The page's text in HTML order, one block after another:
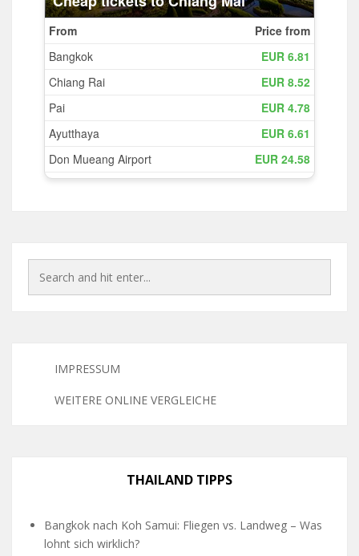
IMPRESSUM
WEITERE ONLINE VERGLEICHE
THAILAND TIPPS
Bangkok nach Koh Samui: Fliegen vs. Landweg – Was
lohnt sich wirklich?